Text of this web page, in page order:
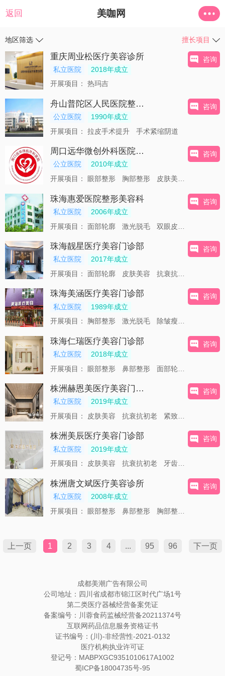
返回 美咖网
地区筛选 擅长项目
重庆周业松医疗美容诊所
私立医院
2018年成立
开展项目：
热玛吉
咨询
舟山普陀区人民医院整形外科
公立医院
1990年成立
开展项目：
拉皮手术提升 手术紧缩阴道
咨询
周口远华微创外科医院整形外科
公立医院
2010年成立
开展项目：
眼部整形 胸部整形 皮肤美容
咨询
珠海惠爱医院整形美容科
私立医院
2006年成立
开展项目：
面部轮廓 激光脱毛 双眼皮
咨询
珠海靓星医疗美容门诊部
私立医院
2017年成立
开展项目：
面部轮廓 皮肤美容 抗衰抗初老
咨询
珠海美涵医疗美容门诊部
私立医院
1989年成立
开展项目：
胸部整形 激光脱毛 除皱瘦脸
咨询
珠海仁瑞医疗美容门诊部
私立医院
2018年成立
开展项目：
眼部整形 鼻部整形 面部轮廓
咨询
株洲赫恩美医疗美容门诊部
私立医院
2019年成立
开展项目：
皮肤美容 抗衰抗初老 紧致提升
咨询
株洲美辰医疗美容门诊部
私立医院
2019年成立
开展项目：
皮肤美容 抗衰抗初老 牙齿美容
咨询
株洲唐文斌医疗美容诊所
私立医院
2008年成立
开展项目：
眼部整形 鼻部整形 胸部整形
咨询
上一页 1 2 3 4 ... 95 96 下一页
成都美潮广告有限公司
公司地址：四川省成都市锦江区时代广场1号
第二类医疗器械经营备案凭证
备案编号：川蓉食药监械经营备20211374号
互联网药品信息服务资格证书
证书编号：(川)-非经营性-2021-0132
医疗机构执业许可证
登记号：MABPXGC9351010617A1002
蜀ICP备18004735号-95